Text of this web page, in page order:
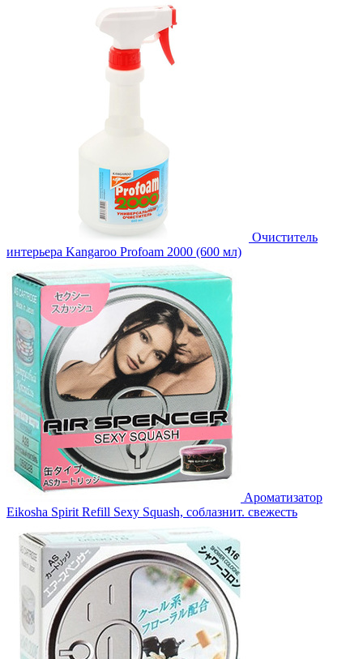
Очиститель
интерьера Kangaroo Profoam 2000 (600 мл)
Ароматизатор
Eikosha Spirit Refill Sexy Squash, соблазнит. свежесть